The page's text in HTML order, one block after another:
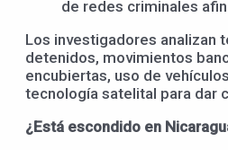
de redes criminales
Los investigadores analizan
detenidos, movimientos
encubiertas, uso de
tecnología satelital para dar
¿Está escondido en